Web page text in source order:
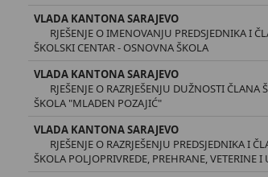
VLADA KANTONA SARAJEVO
RJEŠENJE O IMENOVANJU PREDSJEDNIKA I
ŠKOLSKI CENTAR - OSNOVNA ŠKOLA
VLADA KANTONA SARAJEVO
RJEŠENJE O RAZRJEŠENJU DUŽNOSTI
ŠKOLA "MLADEN POZAJIĆ"
VLADA KANTONA SARAJEVO
RJEŠENJE O RAZRJEŠENJU PREDSJEDNIKA I
ŠKOLA POLJOPRIVREDE, PREHRANE, VETERINE